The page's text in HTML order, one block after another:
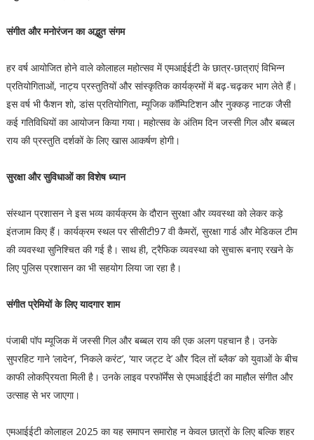
संगीत और मनोरंजन का अद्भुत संगम
हर वर्ष आयोजित होने वाले कोलाहल महोत्सव में एमआईईटी के छात्र-छात्राएं विभिन्न
प्रतियोगिताओं, नाट्य प्रस्तुतियों और सांस्कृतिक कार्यक्रमों में बढ़-चढ़कर भाग लेते हैं।
इस वर्ष भी फैशन शो, डांस प्रतियोगिता, म्यूजिक कॉम्पिटिशन और नुक्कड़ नाटक जैसी
कई गतिविधियों का आयोजन किया गया। महोत्सव के अंतिम दिन जस्सी गिल और बब्बल
राय की प्रस्तुति दर्शकों के लिए खास आकर्षण होगी।
सुरक्षा और सुविधाओं का विशेष ध्यान
संस्थान प्रशासन ने इस भव्य कार्यक्रम के दौरान सुरक्षा और व्यवस्था को लेकर कड़े
इंतजाम किए हैं। कार्यक्रम स्थल पर सीसीटी97 वी कैमरों, सुरक्षा गार्ड और मेडिकल टीम
की व्यवस्था सुनिश्चित की गई है। साथ ही, ट्रैफिक व्यवस्था को सुचारू बनाए रखने के
लिए पुलिस प्रशासन का भी सहयोग लिया जा रहा है।
संगीत प्रेमियों के लिए यादगार शाम
पंजाबी पॉप म्यूजिक में जस्सी गिल और बब्बल राय की एक अलग पहचान है। उनके
सुपरहिट गाने ‘लादेन’, ‘निकले करंट’, ‘यार जट्ट दे’ और ‘दिल तों ब्लैक’ को युवाओं के बीच
काफी लोकप्रियता मिली है। उनके लाइव परफॉर्मेंस से एमआईईटी का माहौल संगीत और
उत्साह से भर जाएगा।
एमआईईटी कोलाहल 2025 का यह समापन समारोह न केवल छात्रों के लिए बल्कि शहर